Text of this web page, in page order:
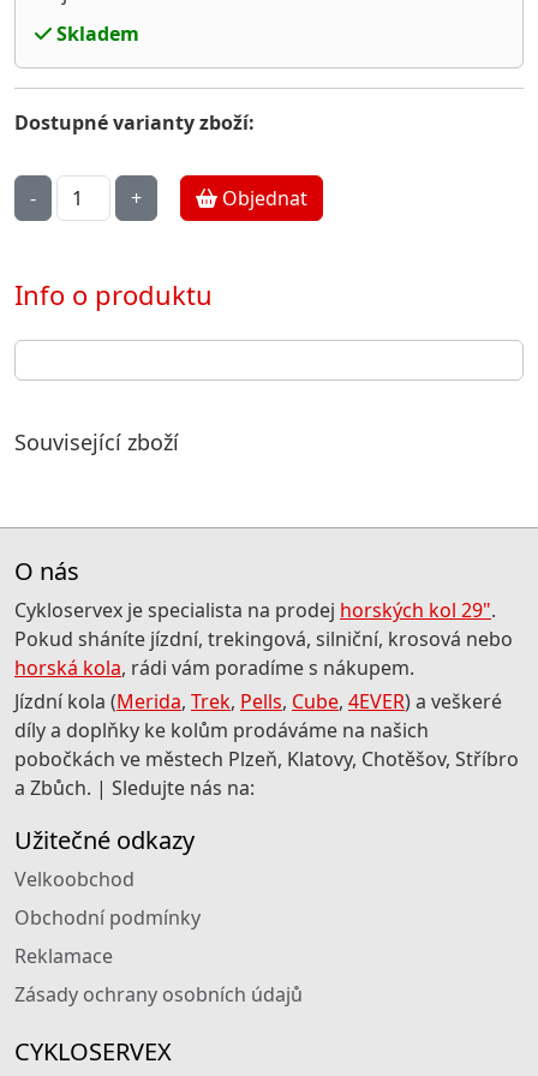
Skladem
Dostupné varianty zboží:
Objednat
Info o produktu
Související zboží
O nás
Cykloservex je specialista na prodej horských kol 29".
Pokud sháníte jízdní, trekingová, silniční, krosová nebo
horská kola, rádi vám poradíme s nákupem.
Jízdní kola (Merida, Trek, Pells, Cube, 4EVER) a veškeré
díly a doplňky ke kolům prodáváme na našich
pobočkách ve městech Plzeň, Klatovy, Chotěšov, Stříbro
a Zbůch. | Sledujte nás na:
Užitečné odkazy
Velkoobchod
Obchodní podmínky
Reklamace
Zásady ochrany osobních údajů
CYKLOSERVEX